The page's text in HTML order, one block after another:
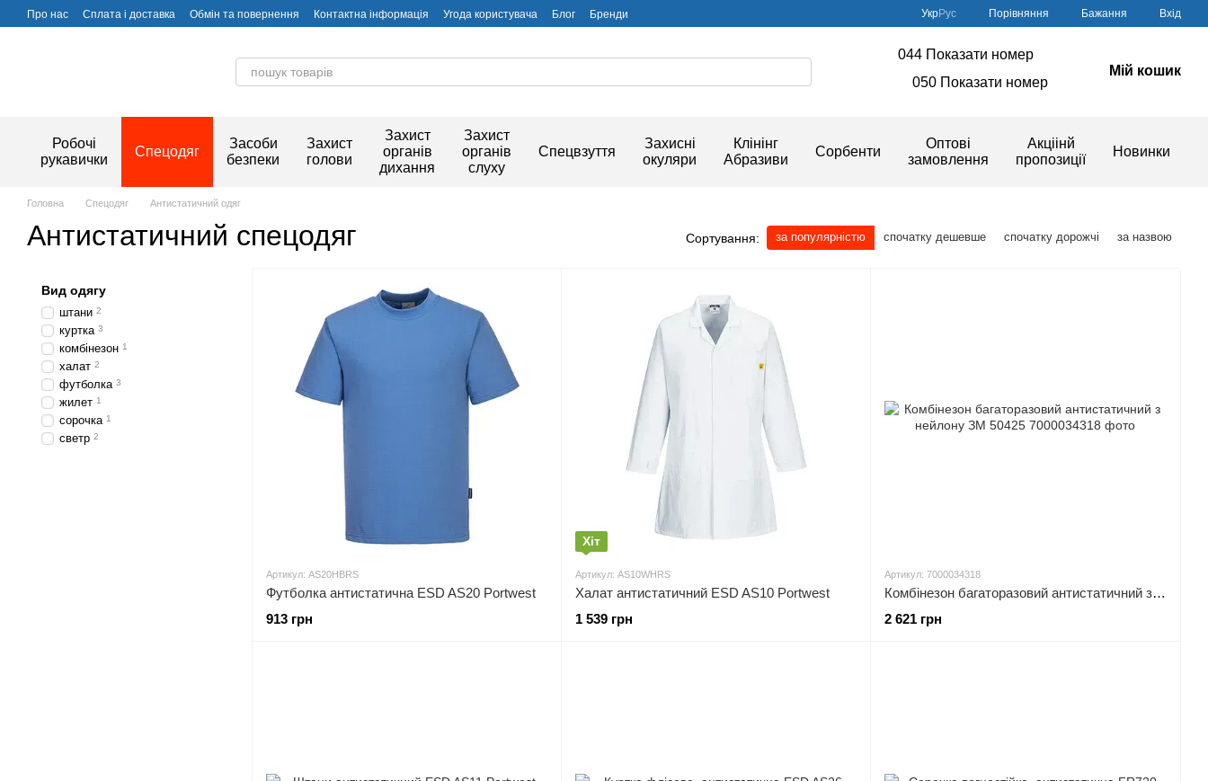
Перейти до основного контенту
Про нас Сплата і доставка Обмін та повернення Контактна інформація Угода користувача Блог Бренди УкрРус Порівняння Бажання Вхід
044 Показати номер
050 Показати номер
Мій кошик
Робочі
рукавички
Спецодяг
Засоби
безпеки
Захист
голови
Захист
органів
дихання
Захист
органів
слуху
Спецвзуття
Захисні
окуляри
Клінінг
Абразиви
Сорбенти
Оптові
замовлення
Акціінй
пропозиції
Новинки
Головна Спецодяг Антистатичний одяг
Антистатичний спецодяг Сортування: за популярністю спочатку дешевше спочатку дорожчі за назвою
Артикул: AS20HBRS
Футболка антистатична ESD AS20 Portwest
913 грн
Хіт
Артикул: AS10WHRS
Халат антистатичний ESD AS10 Portwest
1 539 грн
Артикул: 7000034318
Комбінезон багаторазовий антистатичний з нейлону ЗМ 50425
2 621 грн
Вид одягу
штани 2
куртка 3
комбінезон 1
халат 2
футболка 3
жилет 1
сорочка 1
светр 2